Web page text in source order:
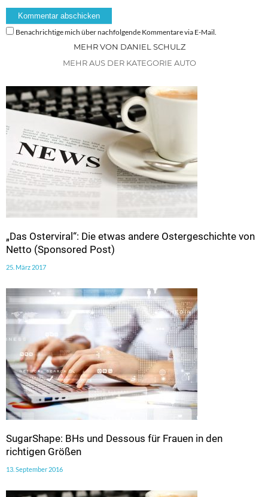
Benachrichtige mich über nachfolgende Kommentare via E-Mail.
MEHR VON DANIEL SCHULZ
MEHR AUS DER KATEGORIE AUTO
„Das Osterviral“: Die etwas andere Ostergeschichte von
Netto (Sponsored Post)
25. März 2017
SugarShape: BHs und Dessous für Frauen in den
richtigen Größen
13. September 2016